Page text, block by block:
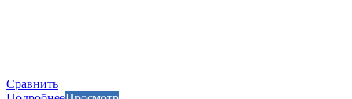
Сравнить